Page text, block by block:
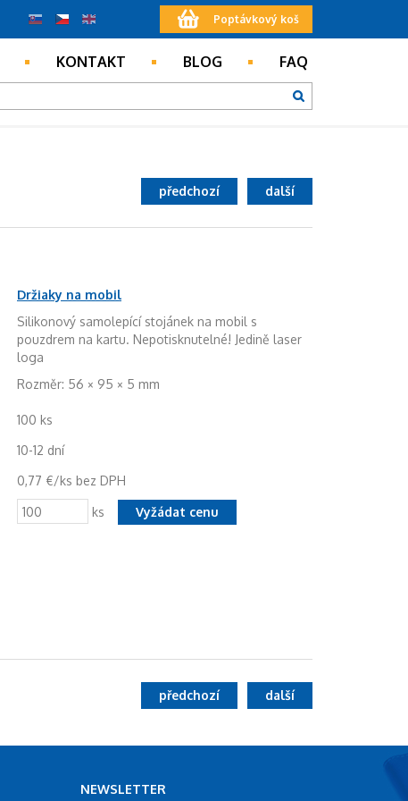
Poptávkový koš
KONTAKT BLOG FAQ
další
předchozí
Držiaky na mobil
Silikonový samolepící stojánek na mobil s
pouzdrem na kartu. Nepotisknutelné! Jedině laser
loga
Rozměr: 56 × 95 × 5 mm
100 ks
10-12 dní
0,77 €/ks bez DPH
ks
další
předchozí
NEWSLETTER